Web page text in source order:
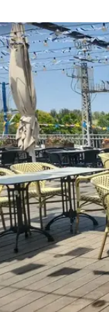
הם
מתגלה
לא מעט